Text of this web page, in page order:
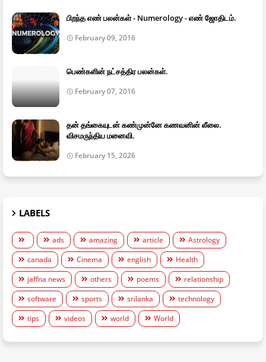
பிறந்த எண் பலன்கள் - Numerology - எண் ஜோதிடம்.
February 09, 2016
பெண்களின் நட்சத்திர பலன்கள்.
February 07, 2016
தன் தங்கையுடன் கண்முன்னே கணவனின் லீலை.
விசமருந்திய மனைவி.
February 15, 2026
LABELS
ads amazing article
Astrology
canada
Cinema english
Health
jaffna news
others poems
relationship
software
sports srilanka
technology
tips
videos world World